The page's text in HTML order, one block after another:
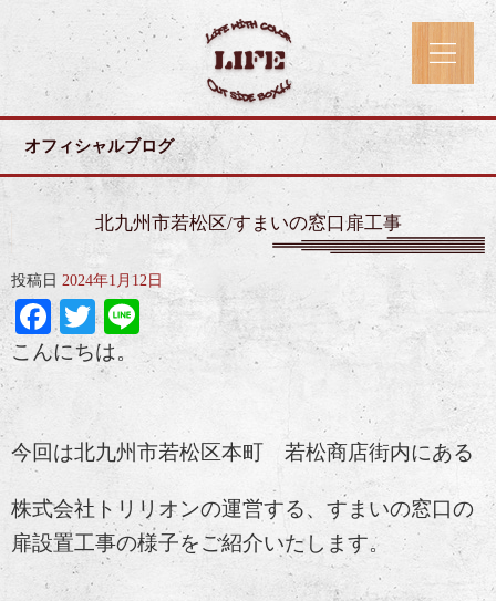
オフィシャルブログ
北九州市若松区/すまいの窓口扉工事
投稿日 2024年1月12日
Facebook
Twitter
Line
こんにちは。
今回は北九州市若松区本町 若松商店街内にある
株式会社トリリオンの運営する、すまいの窓口の
扉設置工事の様子をご紹介いたします。